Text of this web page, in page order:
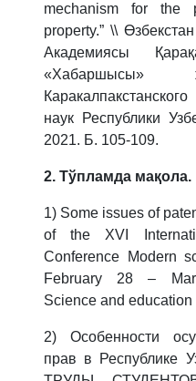
mechanism for the
property.” \\
Академиясы
«Хабаршысы»
наук Республики
2021. Б. 105-109.
2. Тўпламда мақола.
1) Some issues of
of the XVI
Conference Modern
February 28 –
Science and education
2) Особенности
прав в Республике